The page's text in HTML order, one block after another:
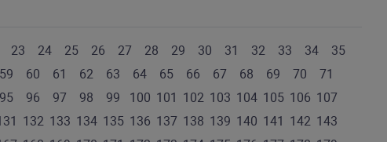
23 24 25 26 27 28 29 30 31 32 33 34
35
59 60 61 62 63 64 65 66 67 68 69 70
71
95 96 97 98 99 100 101 102 103 104 105 106 107
132 133 134 135 136 137 138 139 140 141 142 143